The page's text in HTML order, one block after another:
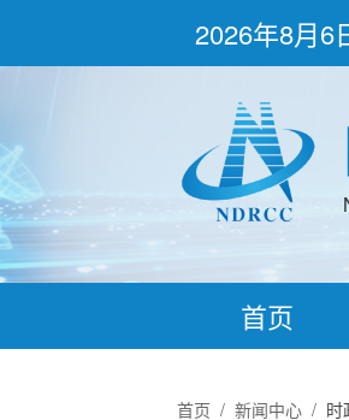
2026年8月6
首页
首页 / 新闻中心/ 时